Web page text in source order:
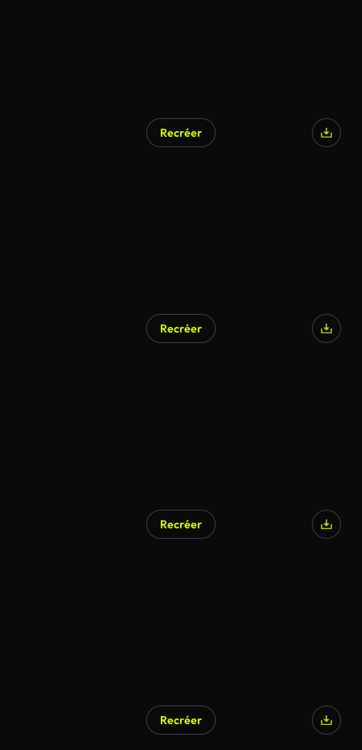
Recréer
Recréer
Recréer
Recréer